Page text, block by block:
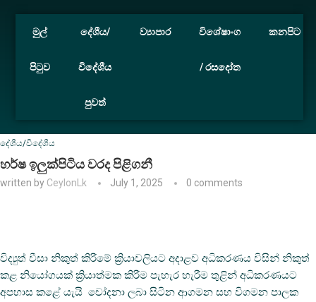
මුල්
පිටුව
දේශීය/
විදේශීය
පුවත්
ව්‍යාපාර විශේෂාංග
/ රසදෝත
කනපිට
දේශීය/විදේශීය
හර්ෂ ඉලුක්පිටිය වරද පිළිගනී
written by CeylonLk July 1, 2025 0 comments
විද්‍යුත් වීසා නිකුත් කිරීමේ ක්‍රියාවලියට අදාළව අධිකරණය විසින් නිකුත්
කළ නියෝගයක් ක්‍රියාත්මක කිරීම පැහැර හැරීම තුළින් අධිකරණයට
අපහාස කළේ යැයි චෝදනා ලබා සිටින ආගමන සහ විගමන පාලක